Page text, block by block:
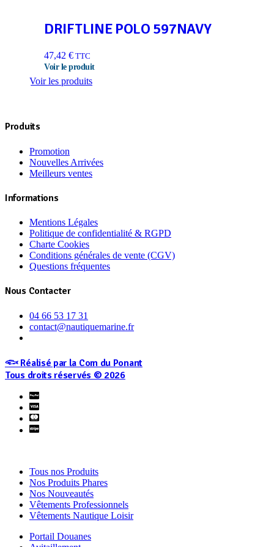
DRIFTLINE POLO 597NAVY
47,42 € TTC
Voir les produits
Produits
Promotion
Nouvelles Arrivées
Meilleurs ventes
Informations
Mentions Légales
Politique de confidentialité & RGPD
Charte Cookies
Conditions générales de vente (CGV)
Questions fréquentes
Nous Contacter
04 66 53 17 31
contact@nautiquemarine.fr
𓆟 Réalisé par la Com du Ponant
Tous droits réservés © 2026
Tous nos Produits
Nos Produits Phares
Nos Nouveautés
Vêtements Professionnels
Vêtements Nautique Loisir
Portail Douanes